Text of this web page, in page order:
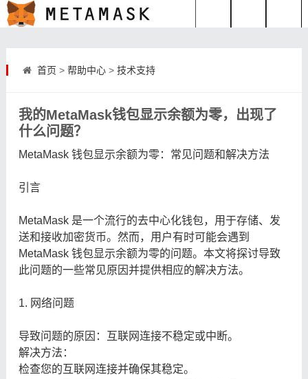
首页 > 帮助中心> 技术支持
我的MetaMask钱包显示余额为零，出现了
什么问题？
MetaMask 钱包显示余额为零：常见问题和解决方法
引言
MetaMask 是一个流行的去中心化钱包，用于存储、发
送和接收加密货币。然而，用户有时可能会遇到
MetaMask 钱包显示余额为零的问题。本文将探讨导致
此问题的一些常见原因并提供相应的解决方法。
1. 网络问题
导致问题的原因：互联网连接不稳定或中断。
解决方法：
检查您的互联网连接并确保其稳定。